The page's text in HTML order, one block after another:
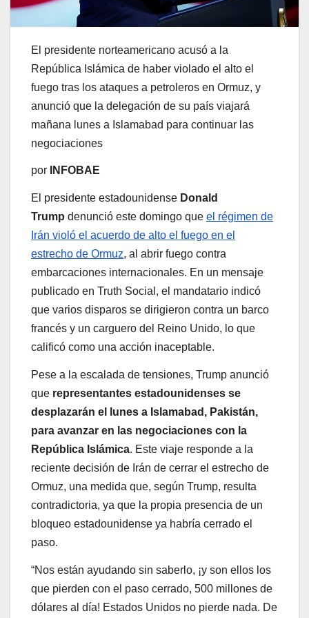
El presidente norteamericano acusó a la
República Islámica de haber violado el alto el
fuego tras los ataques a petroleros en Ormuz, y
anunció que la delegación de su país viajará
mañana lunes a Islamabad para continuar las
negociaciones
por INFOBAE
El presidente estadounidense Donald
Trump denunció este domingo que el régimen de
Irán violó el acuerdo de alto el fuego en el
estrecho de Ormuz, al abrir fuego contra
embarcaciones internacionales. En un mensaje
publicado en Truth Social, el mandatario indicó
que varios disparos se dirigieron contra un barco
francés y un carguero del Reino Unido, lo que
calificó como una acción inaceptable.
Pese a la escalada de tensiones, Trump anunció
que representantes estadounidenses se
desplazarán el lunes a Islamabad, Pakistán,
para avanzar en las negociaciones con la
República Islámica. Este viaje responde a la
reciente decisión de Irán de cerrar el estrecho de
Ormuz, una medida que, según Trump, resulta
contradictoria, ya que la propia presencia de un
bloqueo estadounidense ya habría cerrado el
paso.
“Nos están ayudando sin saberlo, ¡y son ellos los
que pierden con el paso cerrado, 500 millones de
dólares al día! Estados Unidos no pierde nada. De